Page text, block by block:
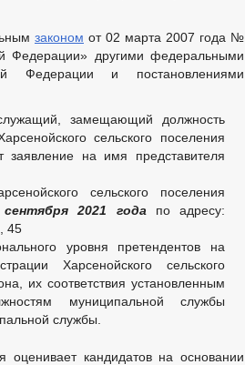
законом от 02 марта 2007 года №
Федерации» другими федеральными
Федерации и постановлениями
замещающий должность
сельского поселения
заявление на имя представителя
сельского поселения
сентября 2021 года по адресу:
45
уровня претендентов на
Харсенойского сельского
их соответствия установленным
муниципальной службы
службы.
оценивает кандидатов на основании